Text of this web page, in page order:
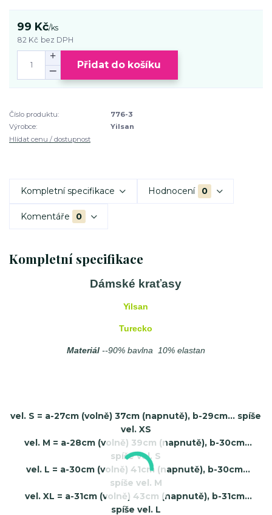
99 Kč/ks
82 Kč bez DPH
Přidat do košíku
Číslo produktu:
776-3
Výrobce:
Yilsan
Hlídat cenu / dostupnost
Kompletní specifikace Hodnocení 0
Komentáře 0
Kompletní specifikace
Dámské kraťasy
Yilsan
Turecko
Materiál--90% bavlna 10% elastan
vel. S = a-27cm (volně) 37cm (napnutě), b-29cm... spíše
vel. XS
vel. M = a-28cm (volně) 39cm (napnutě), b-30cm...
spíše vel. S
vel. L = a-30cm (volně) 41cm (napnutě), b-30cm...
spíše vel. M
vel. XL = a-31cm (volně) 43cm (napnutě), b-31cm...
spíše vel. L